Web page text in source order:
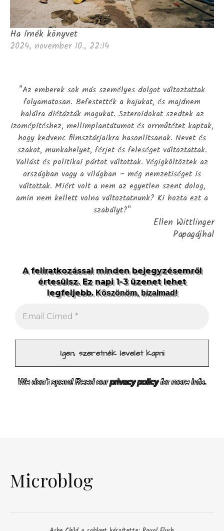
Ha írnék könyvet
2024, november 10., 22:14
"Az emberek sok más személyes dolgot változtattak
folyamatosan. Befestették a hajukat, és majdnem
halálra diétázták magukat. Szteroidokat szedtek az
izomépítéshez, mellimplantátumot és orrműtétet kaptak,
hogy kedvenc filmsztárjaikra hasonlítsanak. Nevet és
szakot, munkahelyet, férjet és feleséget változtattak.
Vallást és politikai pártot váltottak. Végigköltöztek az
országban vagy a világban – még nemzetiséget is
váltottak. Miért volt a nem az egyetlen szent dolog,
amin nem kellett volna változtatnunk? Ki hozta ezt a
szabályt?"
Ellen Wittlinger
Papagájhal
A feliratkozással minden bejegyzésemről
értesülsz. Ez napi 1-3 üzenet lehet
legfeljebb.Köszönöm, bizalmad!
We don’t spam! Read ourprivacy policyfor more info.
Microblog